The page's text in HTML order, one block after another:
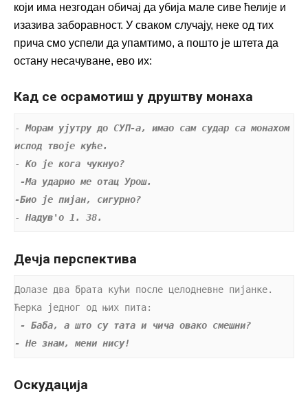
који има незгодан обичај да убија мале сиве ћелије и
изазива заборавност. У сваком случају, неке од тих
прича смо успели да упамтимо, а пошто је штета да
остану несачуване, ево их:
Кад се осрамотиш у друштву монаха
- Морам ујутру до СУП-а, имао сам судар са монахом
испод твоје куће.
- Ко је кога чукнуо?
-Ма ударио ме отац Урош.
-Био је пијан, сигурно?
- Надув'о 1. 38.
Дечја перспектива
Долазе два брата кући после целодневне пијанке.
Ћерка једног од њих пита:
- Баба, а што су тата и чича овако смешни?
- Не знам, мени нису!
Оскудација